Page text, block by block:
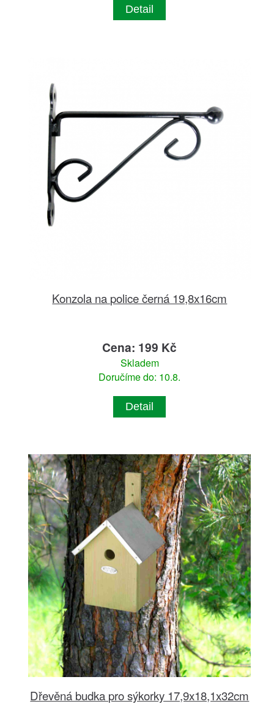
Detail
Konzola na police černá 19,8x16cm
Cena: 199 Kč
Skladem
Doručíme do: 10.8.
Detail
Dřevěná budka pro sýkorky 17,9x18,1x32cm